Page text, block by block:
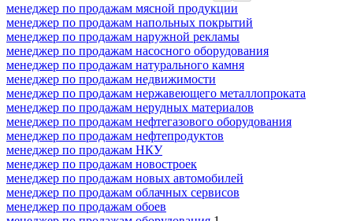
менеджер по продажам мясной продукции
менеджер по продажам напольных покрытий
менеджер по продажам наружной рекламы
менеджер по продажам насосного оборудования
менеджер по продажам натурального камня
менеджер по продажам недвижимости
менеджер по продажам нержавеющего металлопроката
менеджер по продажам нерудных материалов
менеджер по продажам нефтегазового оборудования
менеджер по продажам нефтепродуктов
менеджер по продажам НКУ
менеджер по продажам новостроек
менеджер по продажам новых автомобилей
менеджер по продажам облачных сервисов
менеджер по продажам обоев